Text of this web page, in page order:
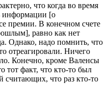
что когда во время
информации [о
премии. В конечном счете
равно как нет
Однако, надо помнить, что
отреагировали. Ничего
Конечно, кроме Валенсы
тот факт, что кто-то был
считающих, что раз кто-то